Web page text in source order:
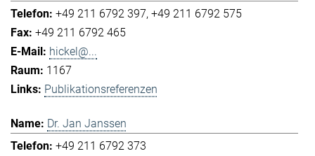
+49 211 6792 397 +49 211 6792 575
+49 211 6792 465
hickel@...
1167
Publikationsreferenzen
Dr. Jan Janssen
+49 211 6792 373